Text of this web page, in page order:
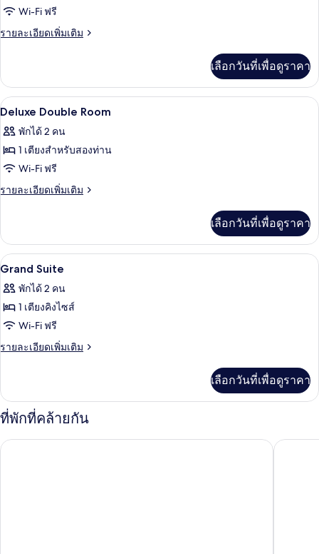
ของ
Deluxe
Wi-Fi ฟรี
รายละเอียดเพิ่มเติม
ราย
เกี่ยว
กับ
Deluxe
Room
เลือกวันที่เพื่อดูราคา
เปิด
ภาพถ่าย
ทั้งหมด
ของ
Deluxe
มินิบาร์, ตู้นิรภัยในห้องพัก, โต๊ะทำงาน,
9
Deluxe Double Room
พักได้ 2 คน
1 เตียงสำหรับสองท่าน
Wi-Fi ฟรี
รายละเอียดเพิ่มเติม
ราย
เกี่ยว
กับ
Deluxe
Room
เลือกวันที่เพื่อดูราคา
เปิด
ภาพถ่าย
ทั้งหมด
ของ
Grand
2
Grand Suite
พักได้ 2 คน
1 เตียงคิงไซส์
Wi-Fi ฟรี
รายละเอียดเพิ่มเติม
ราย
เกี่ยว
กับ
Grand
Suite
เลือกวันที่เพื่อดูราคา
ที่พักที่คล้ายกัน
เดอะ ฮาบิตา หาดใหญ่ ริชแมน